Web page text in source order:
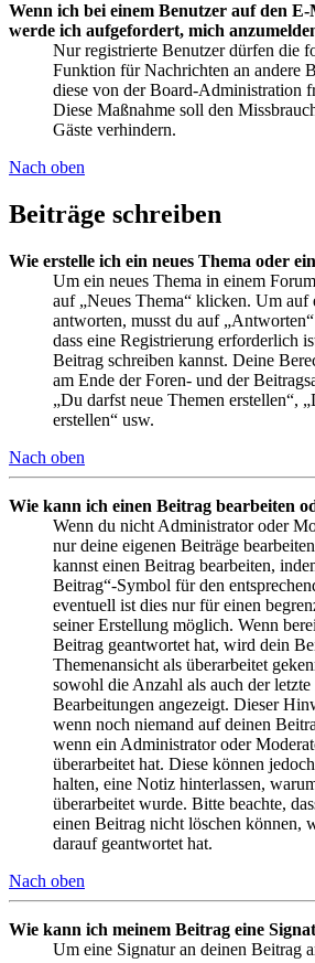
Wenn ich bei einem Benutzer auf den
werde ich aufgefordert, mich
Nur registrierte Benutzer dürfen die
Funktion für Nachrichten an andere
diese von der Board-Administration
Diese Maßnahme soll den
Gäste verhindern.
Nach oben
Beiträge schreiben
Wie erstelle ich ein neues Thema oder
Um ein neues Thema in einem
auf „Neues Thema“ klicken. Um auf
antworten, musst du auf
dass eine Registrierung erforderlich
Beitrag schreiben kannst. Deine
am Ende der Foren- und der
„Du darfst neue Themen erstellen“,
erstellen“ usw.
Nach oben
Wie kann ich einen Beitrag bearbeiten
Wenn du nicht Administrator oder
nur deine eigenen Beiträge
kannst einen Beitrag bearbeiten,
Beitrag“-Symbol für den
eventuell ist dies nur für einen
seiner Erstellung möglich. Wenn
Beitrag geantwortet hat, wird dein
Themenansicht als überarbeitet
sowohl die Anzahl als auch der
Bearbeitungen angezeigt. Dieser
wenn noch niemand auf deinen
wenn ein Administrator oder
überarbeitet hat. Diese können
halten, eine Notiz hinterlassen,
überarbeitet wurde. Bitte beachte,
einen Beitrag nicht löschen können,
darauf geantwortet hat.
Nach oben
Wie kann ich meinem Beitrag eine
Um eine Signatur an deinen Beitrag